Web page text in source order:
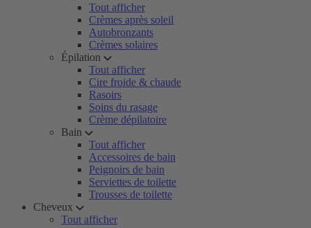
Tout afficher
Crèmes après soleil
Autobronzants
Crèmes solaires
Épilation
Tout afficher
Cire froide & chaude
Rasoirs
Soins du rasage
Crème dépilatoire
Bain
Tout afficher
Accessoires de bain
Peignoirs de bain
Serviettes de toilette
Trousses de toilette
Cheveux
Tout afficher